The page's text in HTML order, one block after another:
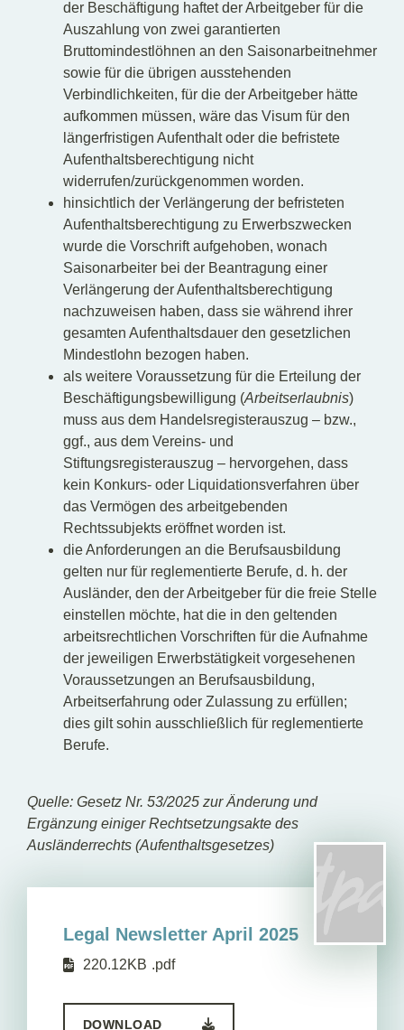
der Beschäftigung haftet der Arbeitgeber für die
Auszahlung von zwei garantierten
Bruttomindestlöhnen an den Saisonarbeitnehmer
sowie für die übrigen ausstehenden
Verbindlichkeiten, für die der Arbeitgeber hätte
aufkommen müssen, wäre das Visum für den
längerfristigen Aufenthalt oder die befristete
Aufenthaltsberechtigung nicht
widerrufen/zurückgenommen worden.
hinsichtlich der Verlängerung der befristeten
Aufenthaltsberechtigung zu Erwerbszwecken
wurde die Vorschrift aufgehoben, wonach
Saisonarbeiter bei der Beantragung einer
Verlängerung der Aufenthaltsberechtigung
nachzuweisen haben, dass sie während ihrer
gesamten Aufenthaltsdauer den gesetzlichen
Mindestlohn bezogen haben.
als weitere Voraussetzung für die Erteilung der
Beschäftigungsbewilligung (Arbeitserlaubnis)
muss aus dem Handelsregisterauszug – bzw.,
ggf., aus dem Vereins- und
Stiftungsregisterauszug – hervorgehen, dass
kein Konkurs- oder Liquidationsverfahren über
das Vermögen des arbeitgebenden
Rechtssubjekts eröffnet worden ist.
die Anforderungen an die Berufsausbildung
gelten nur für reglementierte Berufe, d. h. der
Ausländer, den der Arbeitgeber für die freie Stelle
einstellen möchte, hat die in den geltenden
arbeitsrechtlichen Vorschriften für die Aufnahme
der jeweiligen Erwerbstätigkeit vorgesehenen
Voraussetzungen an Berufsausbildung,
Arbeitserfahrung oder Zulassung zu erfüllen;
dies gilt sohin ausschließlich für reglementierte
Berufe.
Quelle: Gesetz Nr. 53/2025 zur Änderung und
Ergänzung einiger Rechtsetzungsakte des
Ausländerrechts (Aufenthaltsgesetzes)
Legal Newsletter April 2025
220.12KB .pdf
DOWNLOAD